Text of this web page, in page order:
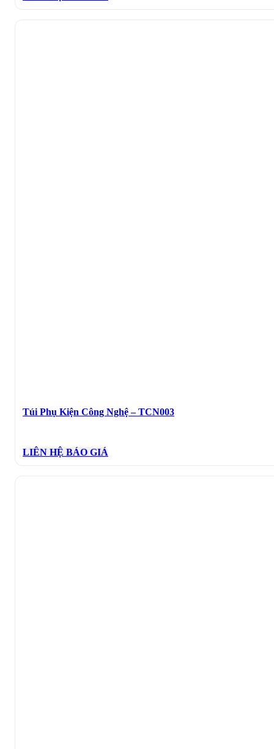
Túi Phụ Kiện Công Nghệ – TCN003
LIÊN HỆ BÁO GIÁ